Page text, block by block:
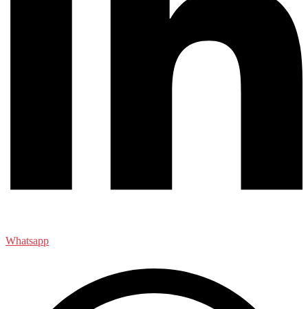
Whatsapp